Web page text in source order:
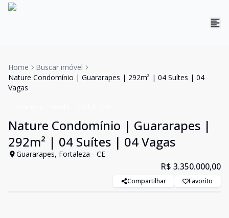
Home
Buscar imóvel
Nature Condomínio | Guararapes | 292m² | 04 Suítes | 04
Vagas
Nature Condomínio | Guararapes |
292m² | 04 Suítes | 04 Vagas
Guararapes, Fortaleza - CE
R$ 3.350.000,00
Compartilhar Favorito